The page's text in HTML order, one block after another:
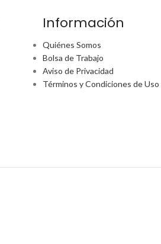
Información
Quiénes Somos
Bolsa de Trabajo
Aviso de Privacidad
Términos y Condiciones de Uso